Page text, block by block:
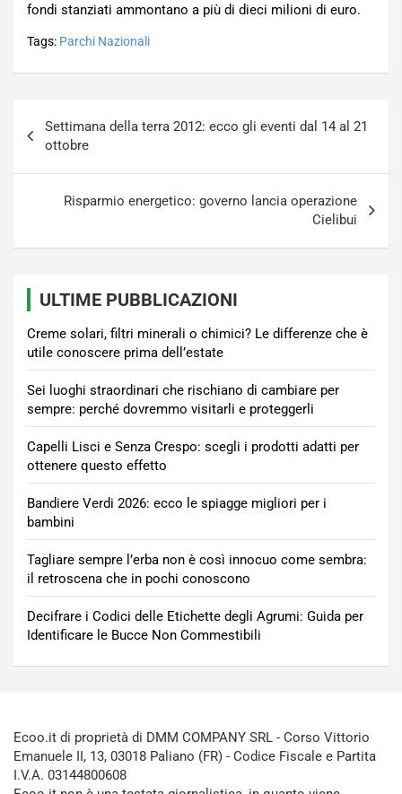
fondi stanziati ammontano a più di dieci milioni di euro.
Tags: Parchi Nazionali
articoli
Settimana della terra 2012: ecco gli eventi dal 14 al 21
ottobre
Risparmio energetico: governo lancia operazione
Cielibui
ULTIME PUBBLICAZIONI
Creme solari, filtri minerali o chimici? Le differenze che è
utile conoscere prima dell’estate
Sei luoghi straordinari che rischiano di cambiare per
sempre: perché dovremmo visitarli e proteggerli
Capelli Lisci e Senza Crespo: scegli i prodotti adatti per
ottenere questo effetto
Bandiere Verdi 2026: ecco le spiagge migliori per i
bambini
Tagliare sempre l’erba non è così innocuo come sembra:
il retroscena che in pochi conoscono
Decifrare i Codici delle Etichette degli Agrumi: Guida per
Identificare le Bucce Non Commestibili
Ecoo.it di proprietà di DMM COMPANY SRL - Corso Vittorio
Emanuele II, 13, 03018 Paliano (FR) - Codice Fiscale e Partita
I.V.A. 03144800608